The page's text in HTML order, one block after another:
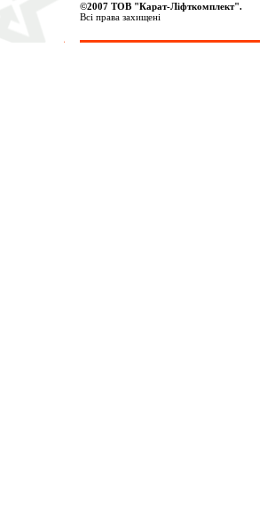
©2007 ТОВ "Карат-Ліфткомплект".
Всі права захищені